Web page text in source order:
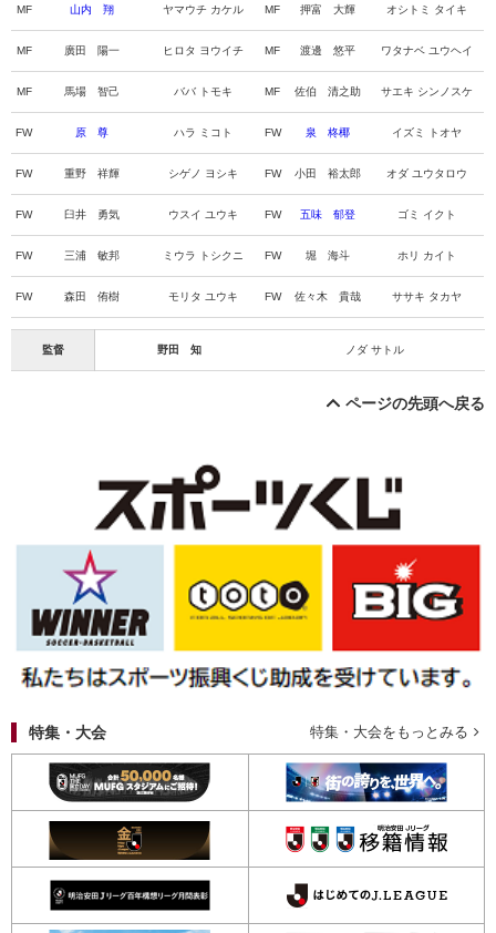
MF 山内 翔 ヤマウチ カケル MF 押富 大輝 オシトミ タイキ
MF 廣田 陽一 ヒロタ ヨウイチ MF 渡邊 悠平 ワタナベ ユウヘイ
MF 馬場 智己 ババ トモキ MF 佐伯 清之助 サエキ シンノスケ
FW 原 尊 ハラ ミコト FW 泉 柊椰 イズミ トオヤ
FW 重野 祥輝 シゲノ ヨシキ FW 小田 裕太郎 オダ ユウタロウ
FW 臼井 勇気 ウスイ ユウキ FW 五味 郁登 ゴミ イクト
FW 三浦 敏邦 ミウラ トシクニ FW 堀 海斗 ホリ カイト
FW 森田 侑樹 モリタ ユウキ FW 佐々木 貴哉 ササキ タカヤ
監督 野田 知 ノダ サトル
ページの先頭へ戻る
特集・大会 特集・大会をもっとみる